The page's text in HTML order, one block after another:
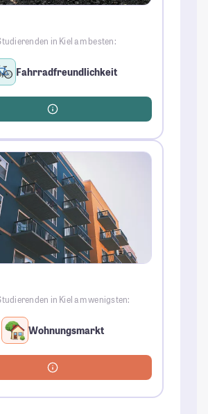
in Kiel am besten:
Fahrradfreundlichkeit
in Kiel am wenigsten:
Wohnungsmarkt